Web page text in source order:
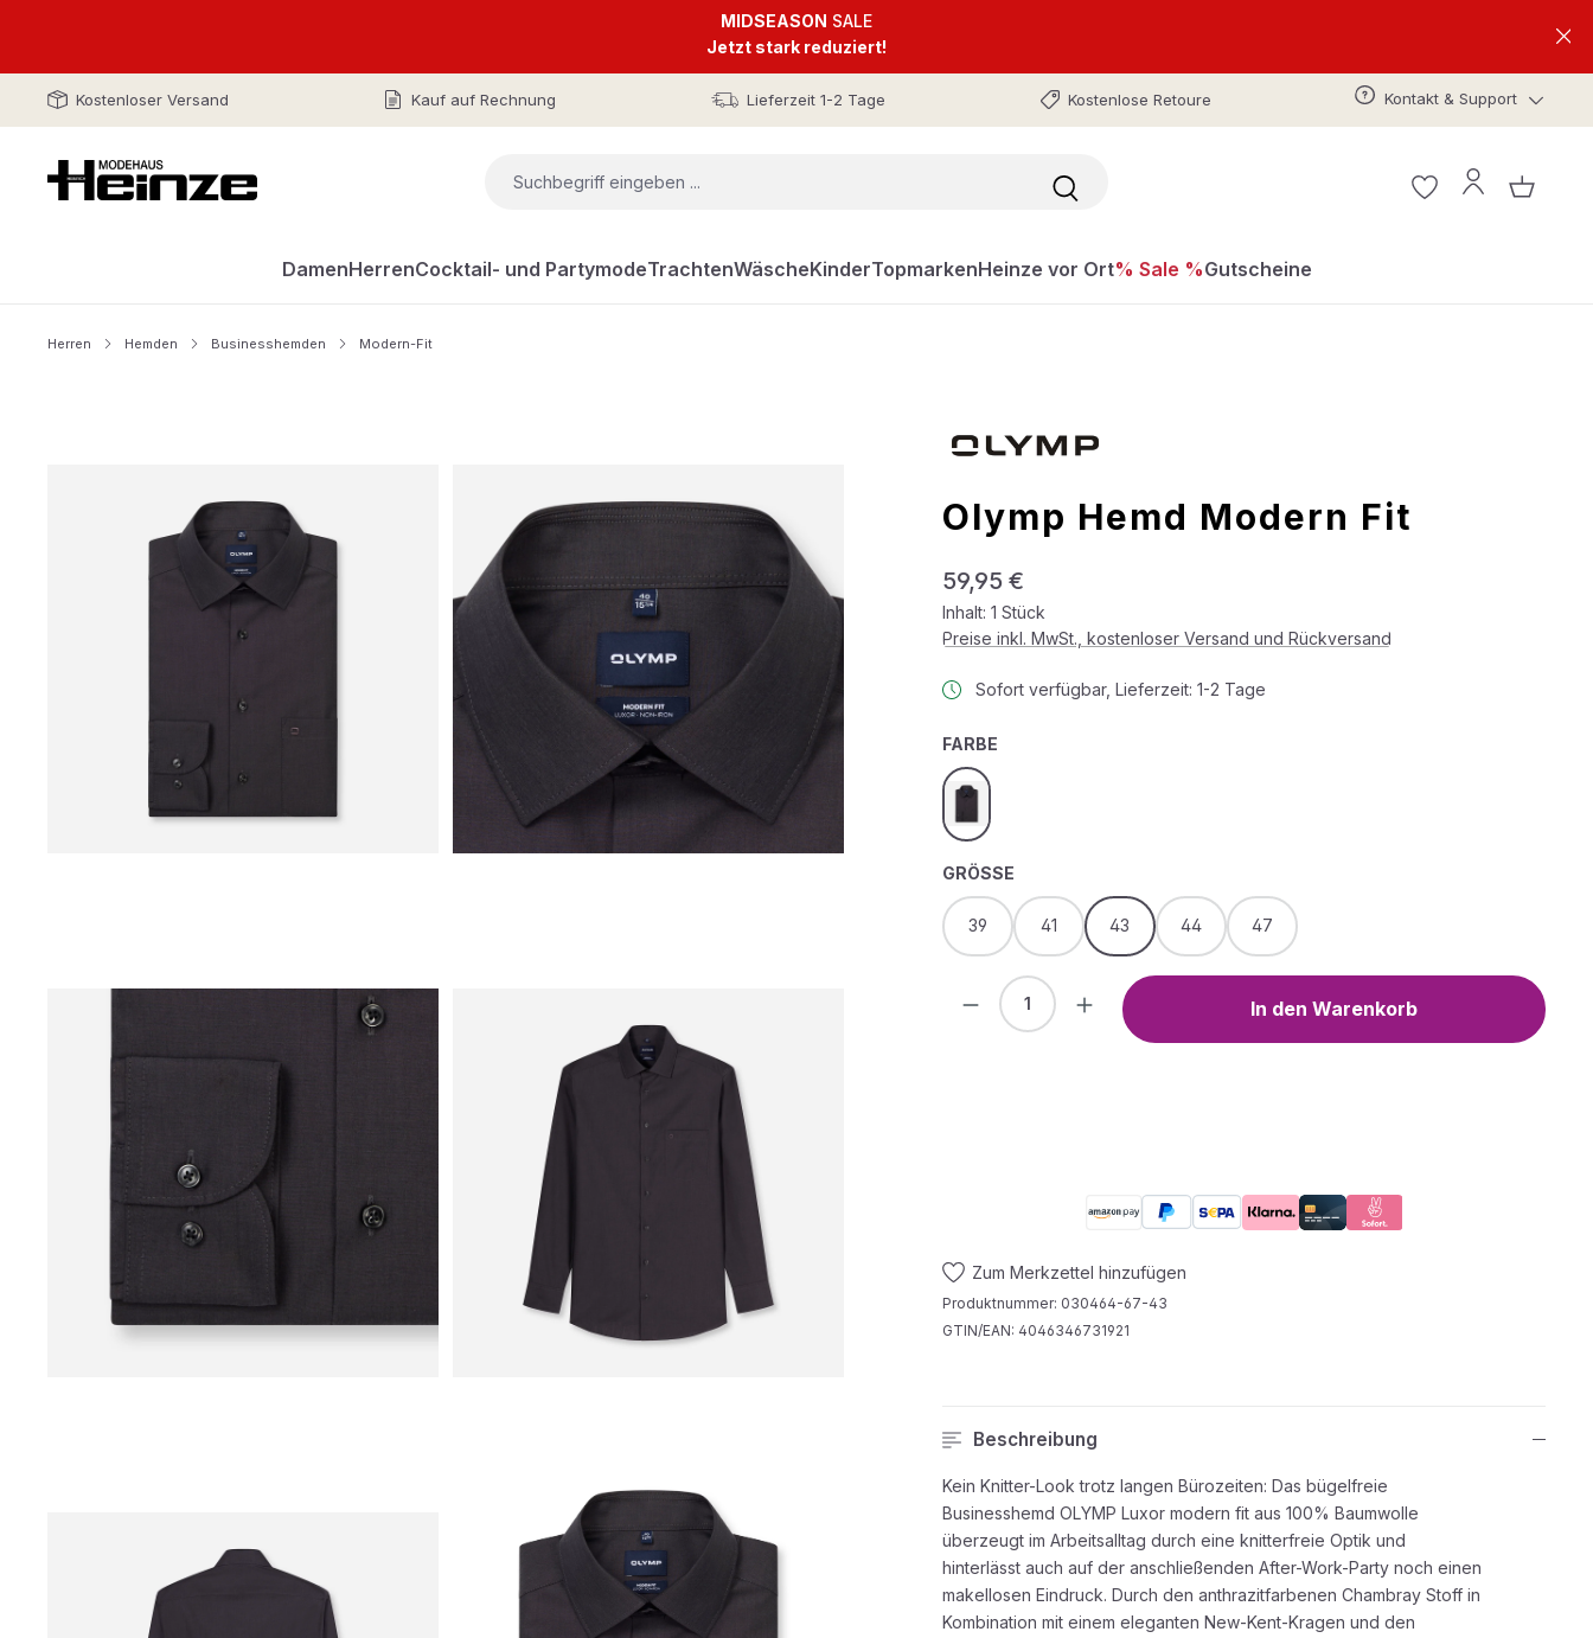
MIDSEASON SALE
Jetzt stark reduziert!
Kostenloser Versand Kauf auf Rechnung Lieferzeit 1-2 Tage Kostenlose Retoure Kontakt & Support
DamenHerrenCocktail- und PartymodeTrachtenWäscheKinderTopmarkenHeinze vor Ort% Sale %Gutscheine
Herren Hemden Businesshemden Modern-Fit
Olymp Hemd Modern Fit
Regulärer Preis:
59,95 €
Inhalt: 1 Stück
Preise inkl. MwSt., kostenloser Versand und Rückversand
Sofort verfügbar, Lieferzeit: 1-2 Tage
FARBEAUSWÄHLEN
anthrazit
GRÖSSE AUSWÄHLEN
39 41 43 44 47
Produkt Anzahl: Gib den gewünschten Wert
In den Warenkorb
Zum Merkzettel hinzufügen
Produktnummer: 030464-67-43
GTIN/EAN: 4046346731921
Beschreibung
Kein Knitter-Look trotz langen Bürozeiten: Das bügelfreie
Businesshemd OLYMP Luxor modern fit aus 100% Baumwolle
überzeugt im Arbeitsalltag durch eine knitterfreie Optik und
hinterlässt auch auf der anschließenden After-Work-Party noch einen
makellosen Eindruck. Durch den anthrazitfarbenen Chambray Stoff in
Kombination mit einem eleganten New-Kent-Kragen und den